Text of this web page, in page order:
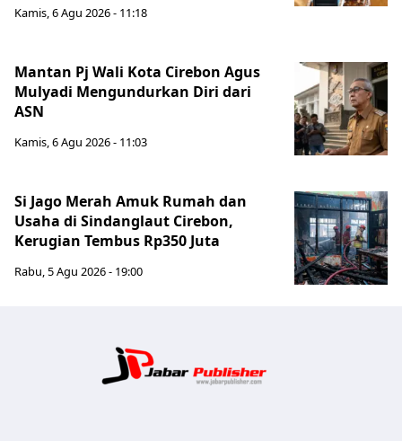
Kamis, 6 Agu 2026 - 11:18
Mantan Pj Wali Kota Cirebon Agus
Mulyadi Mengundurkan Diri dari
ASN
Kamis, 6 Agu 2026 - 11:03
Si Jago Merah Amuk Rumah dan
Usaha di Sindanglaut Cirebon,
Kerugian Tembus Rp350 Juta
Rabu, 5 Agu 2026 - 19:00